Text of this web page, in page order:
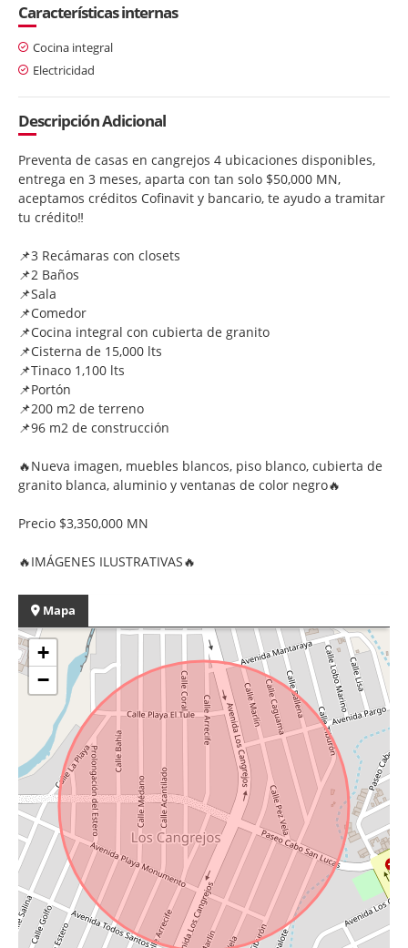
Características internas
Cocina integral
Electricidad
Descripción Adicional
Preventa de casas en cangrejos 4 ubicaciones disponibles,
entrega en 3 meses, aparta con tan solo $50,000 MN,
aceptamos créditos Cofinavit y bancario, te ayudo a tramitar
tu crédito‼️
📌3 Recámaras con closets
📌2 Baños
📌Sala
📌Comedor
📌Cocina integral con cubierta de granito
📌Cisterna de 15,000 lts
📌Tinaco 1,100 lts
📌Portón
📌200 m2 de terreno
📌96 m2 de construcción
🔥Nueva imagen, muebles blancos, piso blanco, cubierta de
granito blanca, aluminio y ventanas de color negro🔥
Precio $3,350,000 MN
🔥IMÁGENES ILUSTRATIVAS🔥
Mapa
+
−